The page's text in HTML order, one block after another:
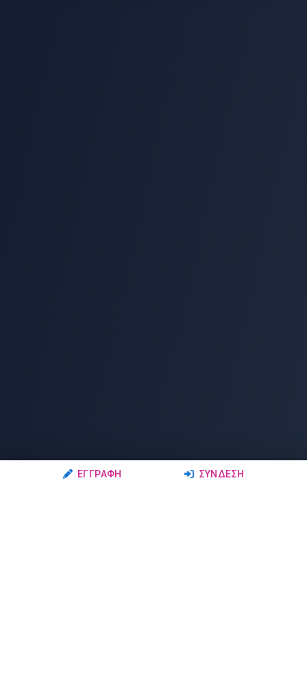
ΕΓΓΡΑΦΉ ΣΎΝΔΕΣΗ